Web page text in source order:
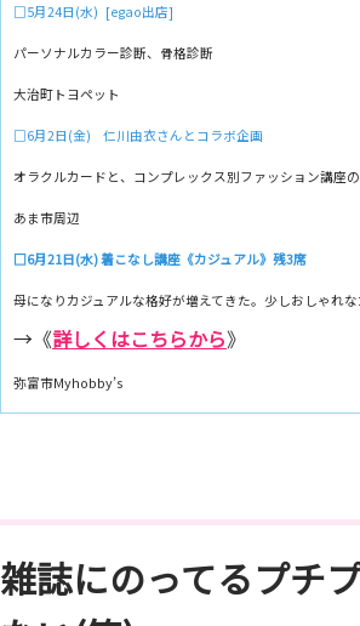
□5月24日(水) [egao出店]
パーソナルカラー診断、骨格診断
大治町トヨペット
□6月2日(金) 仁川由衣さんとコラボ企画
オラクルカードと、コンプレックス別ファッション講座
あま市周辺
□6月21日(水) 着こなし講座《カジュアル》残3席
母になりカジュアルな格好が増えてきた。少しおしゃれ
→《詳しくはこちらから》
弥富市Myhobby’s
雑誌にのってるプチ